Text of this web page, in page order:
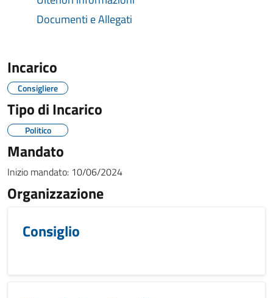
Documenti e Allegati
Incarico
Consigliere
Tipo di Incarico
Politico
Mandato
Inizio mandato: 10/06/2024
Organizzazione
Consiglio